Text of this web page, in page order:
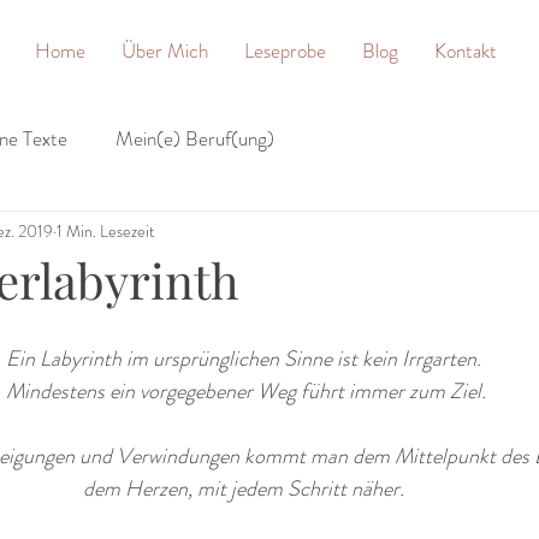
Home Über Mich Leseprobe Blog Kontakt
Texte Mein(e) Beruf(ung)
2019 1 Min. Lesezeit
Ein Labyrinth im ursprünglichen Sinne ist kein Irrgarten.
Mindestens ein vorgegebener Weg führt immer zum Ziel.
und Verwindungen kommt man dem Mittelpunkt
dem Herzen, mit jedem Schritt näher.